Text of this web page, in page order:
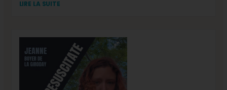
LIRE LA SUITE